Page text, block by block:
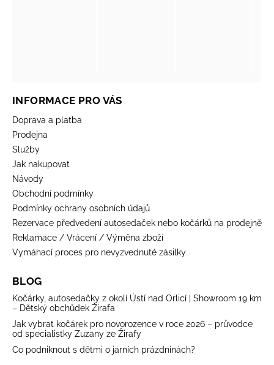
INFORMACE PRO VÁS
Doprava a platba
Prodejna
Služby
Jak nakupovat
Návody
Obchodní podmínky
Podmínky ochrany osobních údajů
Rezervace předvedení autosedaček nebo kočárků na prodejně
Reklamace / Vrácení / Výměna zboží
Vymáhací proces pro nevyzvednuté zásilky
BLOG
Kočárky, autosedačky z okolí Ústí nad Orlicí | Showroom 19 km
– Dětský obchůdek Žirafa
Jak vybrat kočárek pro novorozence v roce 2026 – průvodce
od specialistky Zuzany ze Žirafy
Co podniknout s dětmi o jarních prázdninách?